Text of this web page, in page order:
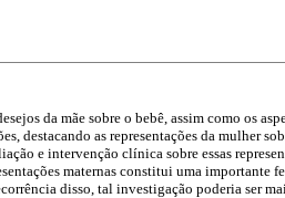
da mãe sobre o bebê, assim como os
destacando as representações da mulher
e intervenção clínica sobre essas
maternas constitui uma importante
disso, tal investigação poderia ser